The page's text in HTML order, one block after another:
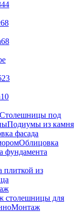
Столешницы под
Подиумы из камня
фасада
Облицовка
фундамента
плиткой из
столешницы для
Монтаж